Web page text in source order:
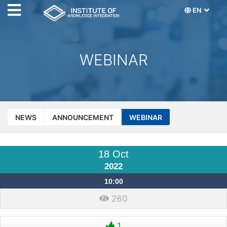
EN
WEBINAR
NEWS ANNOUNCEMENT WEBINAR
18 Oct
2022
10:00
260